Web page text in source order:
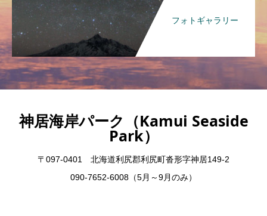
フォトギャラリー
神居海岸パーク（Kamui Seaside
Park）
〒097-0401 北海道利尻郡利尻町沓形字神居149-2
090-7652-6008（5月～9月のみ）